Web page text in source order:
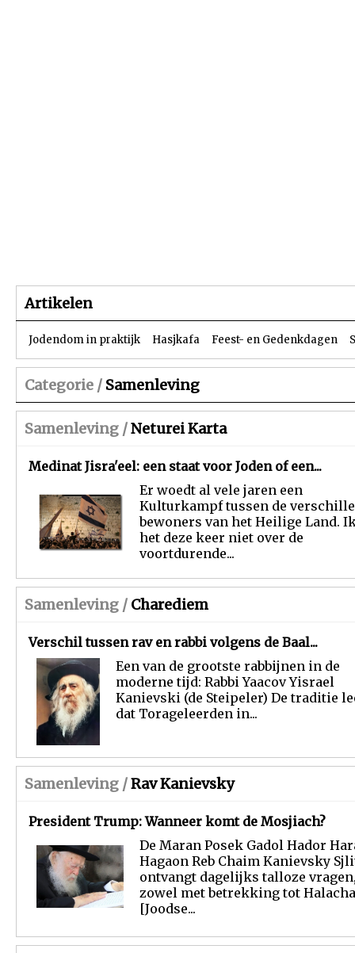
Artikelen
Jodendom in praktijk Hasjkafa Feest- en Gedenkdagen
Categorie / Samenleving
Samenleving /Neturei Karta
Medinat Jisra'eel: een staat voor Joden of een...
Er woedt al vele jaren een
Kulturkampf tussen de
bewoners van het Heilige Land.
het deze keer niet over de
voortdurende...
Samenleving / Charediem
Verschil tussen rav en rabbi volgens de Baal...
Een van de grootste rabbijnen in de
moderne tijd: Rabbi Yaacov Yisrael
Kanievski (de Steipeler) De traditie
dat Torageleerden in...
Samenleving /Rav Kanievsky
President Trump: Wanneer komt de Mosjiach?
De Maran Posek Gadol Hador
Hagaon Reb Chaim Kanievsky
ontvangt dagelijks talloze
zowel met betrekking tot Halacha
[Joodse...